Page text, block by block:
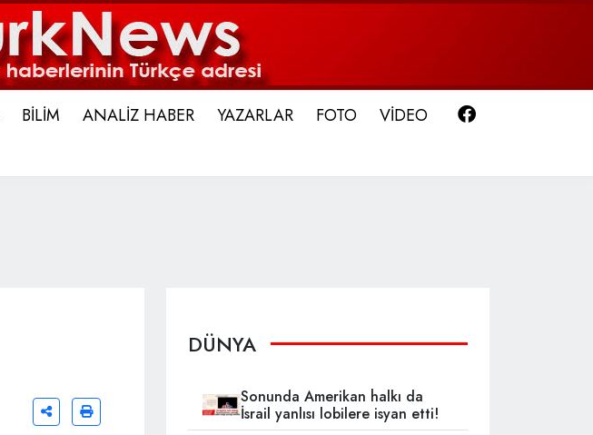
BİLİM ANALİZ HABER YAZARLAR FOTO VİDEO
DÜNYA
Sonunda Amerikan halkı da
İsrail yanlısı lobilere isyan etti!